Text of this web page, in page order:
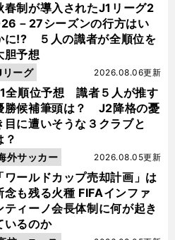
春制が導入されたJ1リーグ2
－27シーズンの行方はい
に!? ５人の識者が全順位を
胆予想
全順位予想 識者５人が推す
勝候補筆頭は？ J2降格の憂
目に遭いそうな３クラブと
？
2026.08.06更新
ーグ
「ワールドカップ売却計画」は
念も残る火種 FIFAインファ
ティーノ会長体制に何が起き
いるのか
2026.08.05更新
外サッカー